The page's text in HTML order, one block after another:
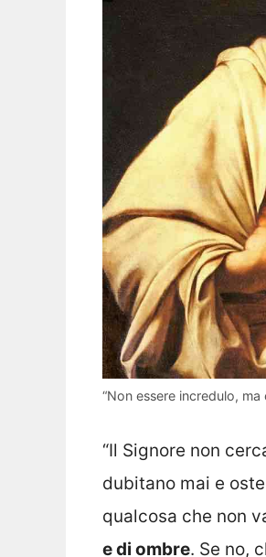
“Non essere incredulo,
“Il Signore non
dubitano mai e
qualcosa che non
e di ombre. Se no,